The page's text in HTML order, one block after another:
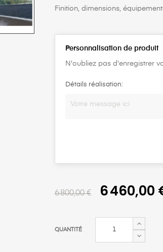
Finition, dimensions,
Personnalisation de produit
N'oubliez pas d'enregistrer
Détails réalisation:
6 800,00 € 6 460,00
QUANTITÉ